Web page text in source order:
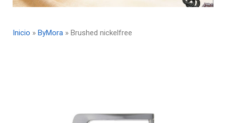
Inicio » ByMora » Brushed nickelfree